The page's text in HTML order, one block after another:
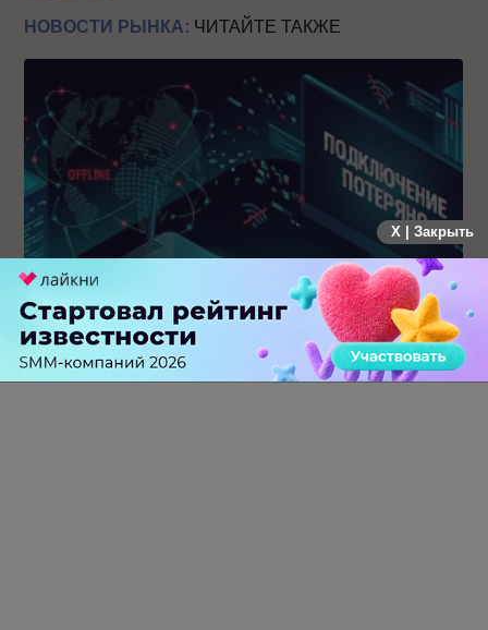
НОВОСТИ РЫНКА: ЧИТАЙТЕ ТАКЖЕ
Крупнейший сбой в рунете: пользователи не могут
попасть на популярные сайты
X | Закрыть